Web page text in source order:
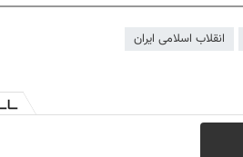
انقلاب اسلامی ایران